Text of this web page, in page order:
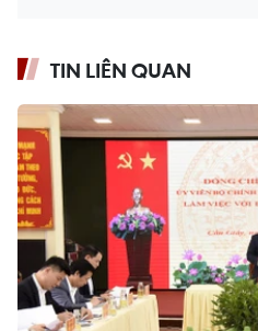
TIN LIÊN QUAN